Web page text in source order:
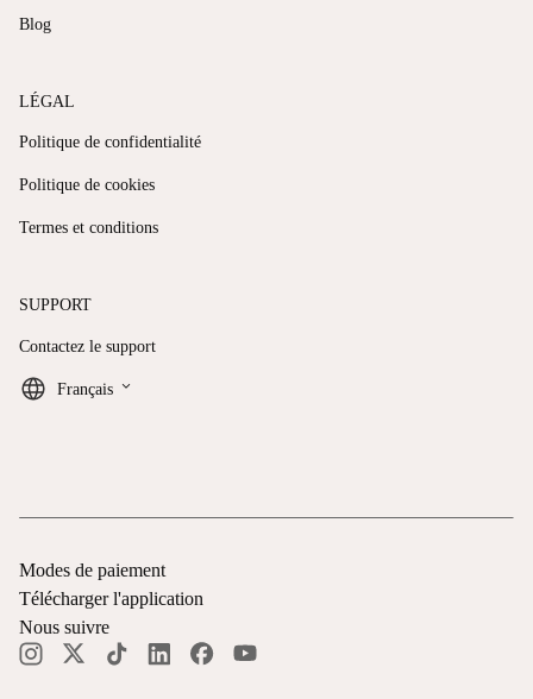
Blog
LÉGAL
Politique de confidentialité
Politique de cookies
Termes et conditions
SUPPORT
Contactez le support
Français keyboard_arrow_down
Modes de paiement
Télécharger l'application
Nous suivre